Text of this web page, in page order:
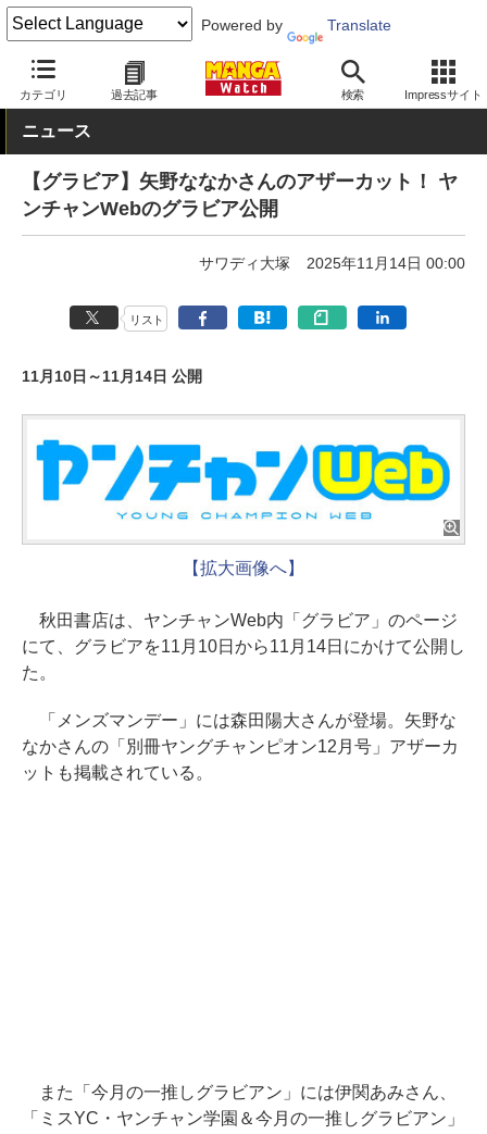
Powered by Translate
カテゴリ 過去記事 検索 Impressサイト
MANGA Watch Web/アプリ ヤンチャンWeb
ニュース
【グラビア】矢野ななかさんのアザーカット！ ヤ
ンチャンWebのグラビア公開
サワディ大塚 2025年11月14日 00:00
リスト
11月10日～11月14日 公開
【拡大画像へ】
秋田書店は、ヤンチャンWeb内「グラビア」のページ
にて、グラビアを11月10日から11月14日にかけて公開し
た。
「メンズマンデー」には森田陽大さんが登場。矢野な
なかさんの「別冊ヤングチャンピオン12月号」アザーカ
ットも掲載されている。
また「今月の一推しグラビアン」には伊関あみさん、
「ミスYC・ヤンチャン学園＆今月の一推しグラビアン」